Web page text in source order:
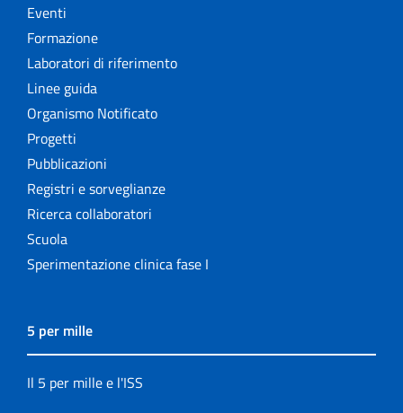
Eventi
Formazione
Laboratori di riferimento
Linee guida
Organismo Notificato
Progetti
Pubblicazioni
Registri e sorveglianze
Ricerca collaboratori
Scuola
Sperimentazione clinica fase I
5 per mille
Il 5 per mille e l'ISS